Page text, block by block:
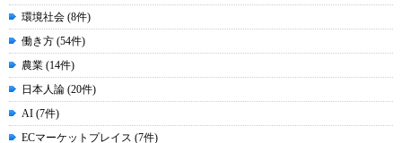
環境社会 (8件)
働き方 (54件)
農業 (14件)
日本人論 (20件)
AI (7件)
ECマーケットプレイス (7件)